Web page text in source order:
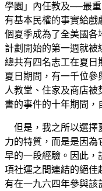
學園」內任教及──最
有基本民權的事實給戲
個夏季成為了全美國各
計劃開始的第一週就被
總共有四名志工在夏日
夏日期間，有一千位
人教堂、住家及商店
書的事件的十年期間，
但是，我之所以選擇
力的特質，而是是因為
早的一段經驗。因此，
項社運之間連結的絕佳
有在一九六四年參與